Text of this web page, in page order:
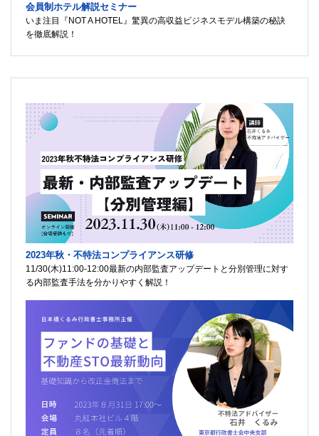
会員制ホテル解説セミナー
いま注目『NOT A HOTEL』驚異の高収益ビジネスモデル構築の秘訣
を徹底解説！
2023年秋・不特法コンプライアンス研修
11/30(木)11:00-12:00最新の内部監査アップデートと分別管理に対す
る内部監査手法を分かりやすく解説！